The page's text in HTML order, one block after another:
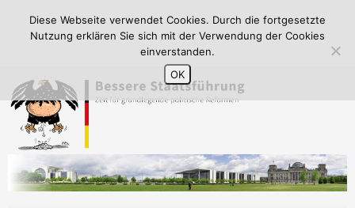
Diese Webseite verwendet Cookies. Durch die fortgesetzte
Nutzung erklären Sie sich mit der Verwendung der Cookies
einverstanden.
OK